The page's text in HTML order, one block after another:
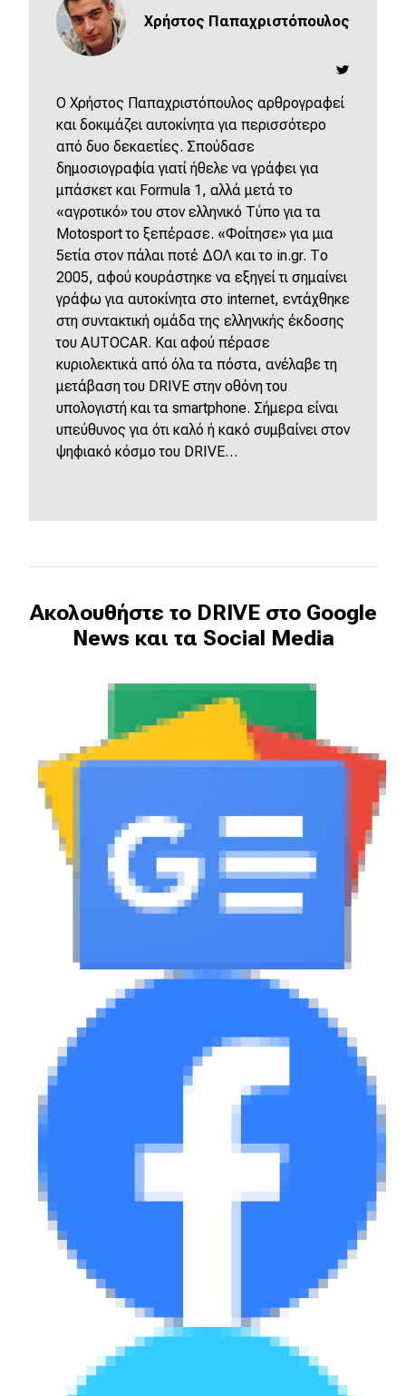
Χρήστος Παπαχριστόπουλος
O Χρήστος Παπαχριστόπουλος αρθρογραφεί
και δοκιμάζει αυτοκίνητα για περισσότερο
από δυο δεκαετίες. Σπούδασε
δημοσιογραφία γιατί ήθελε να γράφει για
μπάσκετ και Formula 1, αλλά μετά το
«αγροτικό» του στον ελληνικό Τύπο για τα
Motosport το ξεπέρασε. «Φοίτησε» για μια
5ετία στον πάλαι ποτέ ΔΟΛ και το in.gr. Το
2005, αφού κουράστηκε να εξηγεί τι σημαίνει
γράφω για αυτοκίνητα στο internet, εντάχθηκε
στη συντακτική ομάδα της ελληνικής έκδοσης
του AUTOCAR. Και αφού πέρασε
κυριολεκτικά από όλα τα πόστα, ανέλαβε τη
μετάβαση του DRIVE στην οθόνη του
υπολογιστή και τα smartphone. Σήμερα είναι
υπεύθυνος για ότι καλό ή κακό συμβαίνει στον
ψηφιακό κόσμο του DRIVE…
Ακολουθήστε το DRIVE στο Google
News και τα Social Media